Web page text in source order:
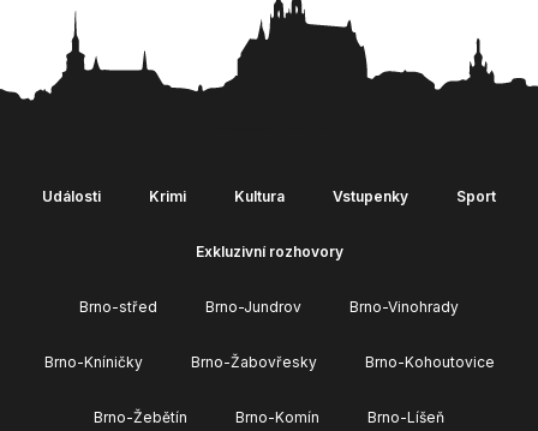
Události Krimi Kultura Vstupenky Sport
Exkluzivní rozhovory
Brno-střed Brno-Jundrov Brno-Vinohrady
Brno-Kníničky Brno-Žabovřesky Brno-Kohoutovice
Brno-Žebětín Brno-Komín Brno-Líšeň